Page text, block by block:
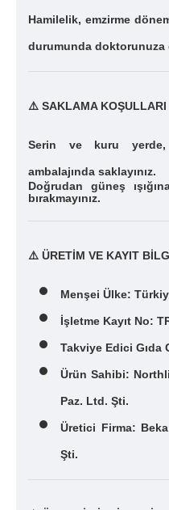
Hamilelik, emzirme
durumunda doktorunuza
⚠️ SAKLAMA KOŞULLARI
Serin ve kuru yerde,
ambalajında saklayınız.
Doğrudan güneş
bırakmayınız.
⚠️ ÜRETİM VE KAYIT
Menşei Ülke:
İşletme Kayıt No:
Takviye Edici Gıda
Ürün Sahibi:
Paz. Ltd. Şti.
Üretici Firma:
Şti.